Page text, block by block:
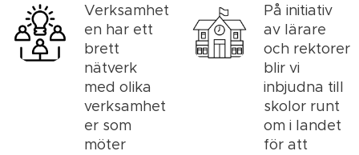
Verksamhet
en har ett
brett
nätverk
med olika
verksamhet
er som
möter
På initiativ
av lärare
och rektorer
blir vi
inbjudna till
skolor runt
om i landet
för att